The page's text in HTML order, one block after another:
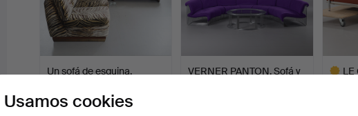
Un sofá de esquina,
Subastado 18 jul 2024
VERNER PANTON. Sofá y
LE
Usamos cookies